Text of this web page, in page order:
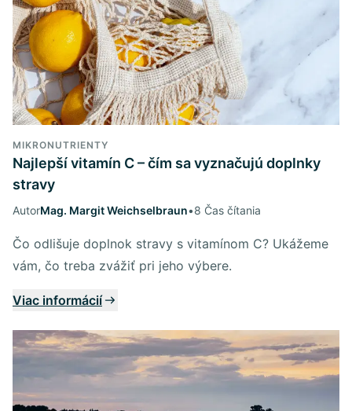
MIKRONUTRIENTY
Najlepší vitamín C – čím sa vyznačujú doplnky
stravy
AutorMag. Margit Weichselbraun•8 Čas čítania
Čo odlišuje doplnok stravy s vitamínom C? Ukážeme
vám, čo treba zvážiť pri jeho výbere.
Viac informácií